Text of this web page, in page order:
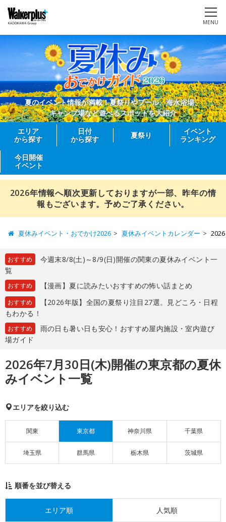
MENU
夏のイベント情報が満載！夏祭りやプール、海水浴場、
キャンプ場など遊べるスポットを大紹介
エリア
から探す
日付
から探す
夏祭り
イベント
ランキング
今日開催
イベント
2026年情報へ順次更新しておりますが一部、昨年の情
報もございます。予めご了承ください。
夏休みイベント・おでかけ2026 夏休みイベントカレンダー
おすすめ
今週末8/8(土)～8/9(日)開催の関東の夏休みイベント一
覧
おすすめ 【漫画】夏に読みたいおすすめの怖い話まとめ
おすすめ
【2026年版】全国の夏祭り注目27選。見どころ・日程
もわかる！
おすすめ
雨の日も暑い日も安心！おすすめ屋内施設・室内遊び
場ガイド
2026年7月30日(木)開催の東京都の夏休
みイベント一覧
エリアを絞り込む
関東 東京都 神奈川県 千葉県
埼玉県 群馬県 栃木県 茨城県
順番を並び替える
エリア順 人気順